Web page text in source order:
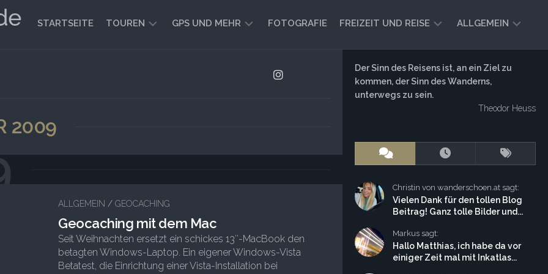
STARTSEITE TOUREN GPS UND MEHR FOTOGRAFIE FREIZEIT UND REISE
CAMPING
VANLIFE
FREIZEIT-
ALLGEMEIN
AKTUELL
AUSBLICK
2009
ALLGEMEIN / GEOCACHING
Geocaching mit dem Mac
Seit Weihnachten ersetzt ein schickes 13″-MacBook den
betagten Windows-Laptop. Ein eigener Windows-Vista
Betatest, die Einrichtung einer Vista-Installation bei
Der Sinn des Reisens ist, an ein Ziel zu
kommen, der Sinn des Wanderns,
unterwegs zu sein.
Theodor Heuss
Christin von wanderschoen.at sagt:
Vielen Dank für den tollen Blog
Beitrag! Ganz tolle Bilder und...
Markus sagt:
Hallo Matthias, ich habe da vor
einiger Zeit mal mit Inkatlas...